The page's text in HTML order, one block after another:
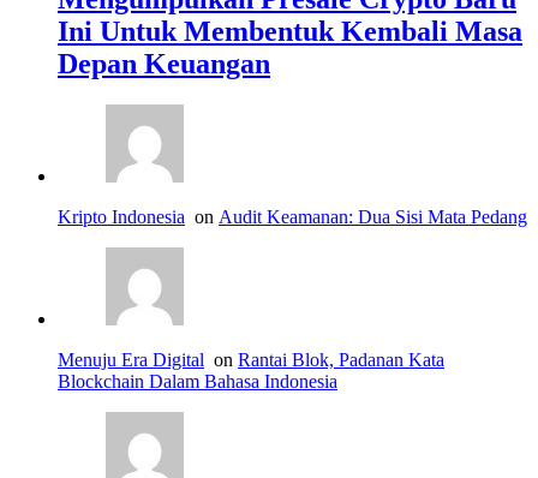
Ini Untuk Membentuk Kembali Masa
Depan Keuangan
Kripto Indonesia on Audit Keamanan: Dua Sisi Mata Pedang
Menuju Era Digital on Rantai Blok, Padanan Kata
Blockchain Dalam Bahasa Indonesia